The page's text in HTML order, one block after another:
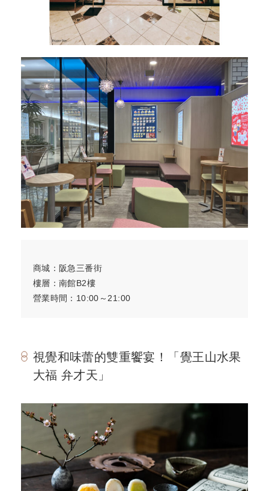
商城：阪急三番街
樓層：南館B2樓
營業時間：10:00～21:00
視覺和味蕾的雙重饗宴！「覺王山水果
大福 弁才天」